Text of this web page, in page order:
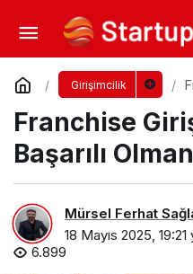
Girişimcilik
Franchise
Başarılı
Mürsel Ferhat
18 Mayıs 2025, 19:21
6.899
İstanbul
Dergicilik Konuşuldu
Yorum Yap Paylaş